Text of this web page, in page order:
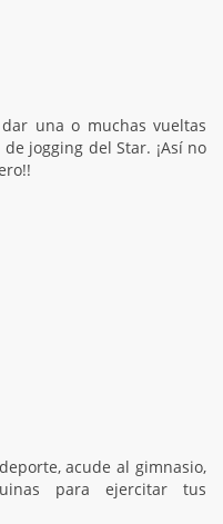
una o muchas vueltas
jogging del Star. ¡Así no
acude al gimnasio,
para ejercitar tus